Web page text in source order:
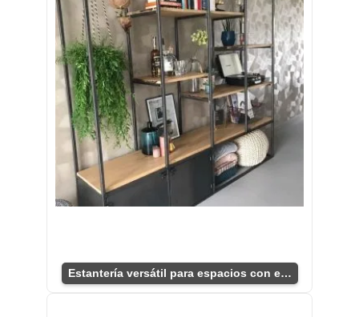
Estantería versátil para espacios con estilo